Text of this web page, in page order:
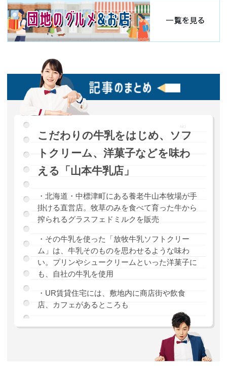
こだわりの牛乳をはじめ、ソフ
トクリーム、洋菓子などを味わ
える「山本牛乳店」
・北海道・中標津町にある養老牛山本牧場が手
掛ける直営店。牧草のみを食べて育った牛から
搾られるグラスフェドミルクを販売
・その牛乳を使った「放牧牛乳ソフトクリー
ム」は、牛乳そのものを思わせるような味わ
い。プリンやシュークリームといった洋菓子に
も、自社の牛乳を使用
・UR賃貸住宅には、敷地内に商店街や飲食
店、カフェがあるところも